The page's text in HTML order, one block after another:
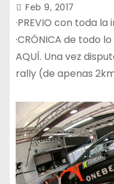
Feb 9, 2017
·PREVIO con toda
·CRÓNICA de todo
AQUÍ. Una vez
rally (de apenas